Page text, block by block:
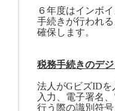
６年度はインボ
手続きが行われ
確保します。
税務手続きのデ
法人がG ビズIDを
入力、電子署名
行う際の識別符